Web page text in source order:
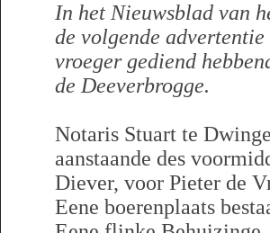
In het Nieuwsblad van
de volgende
vroeger gediend
de Deeverbrogge.
Notaris Stuart te
aanstaande des
Diever, voor Pieter de
Eene boerenplaats